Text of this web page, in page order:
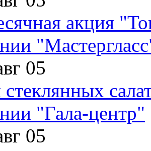
акция
05
стеклянных
"Гала-центр"
05